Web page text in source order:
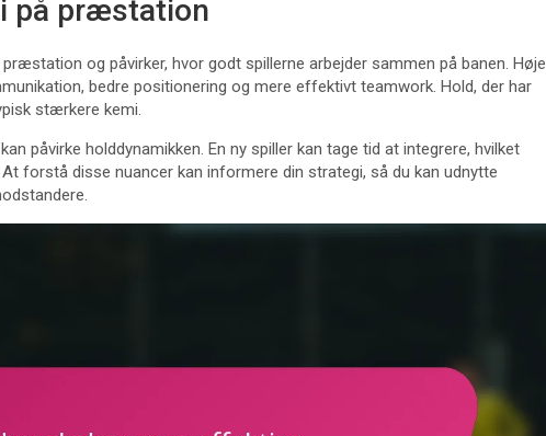
på præstation
og påvirker, hvor godt spillerne arbejder sammen på banen. Høje
bedre positionering og mere effektivt teamwork. Hold, der har
stærkere kemi.
påvirke holddynamikken. En ny spiller kan tage tid at integrere, hvilket
forstå disse nuancer kan informere din strategi, så du kan udnytte